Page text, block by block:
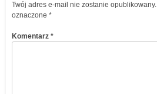
Twój adres e-mail nie zostanie opublikowany.
oznaczone *
Komentarz *